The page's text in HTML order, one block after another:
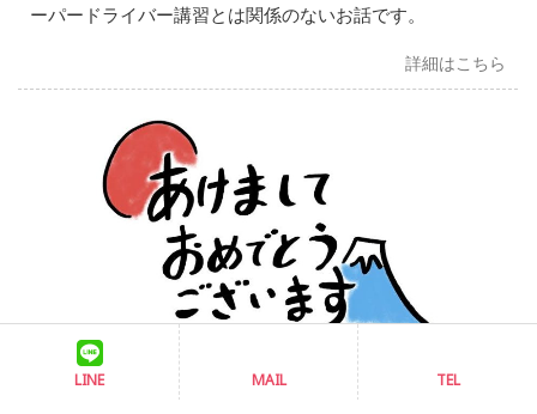
ーパードライバー講習とは関係のないお話です。
詳細はこちら
豊中市【ペーパードライバー講習】〜新年明けましておめでとうございます〜
LINE MAIL TEL